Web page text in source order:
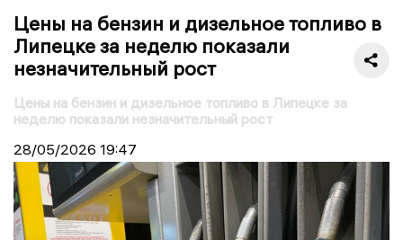
Цены на бензин и дизельное топливо в
Липецке за неделю показали
незначительный рост
Цены на бензин и дизельное топливо в Липецке за
неделю показали незначительный рост
28/05/2026 19:47